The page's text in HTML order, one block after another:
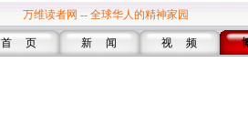
万维读者网 -- 全球华人的精神家园
首 页 新 闻 视 频